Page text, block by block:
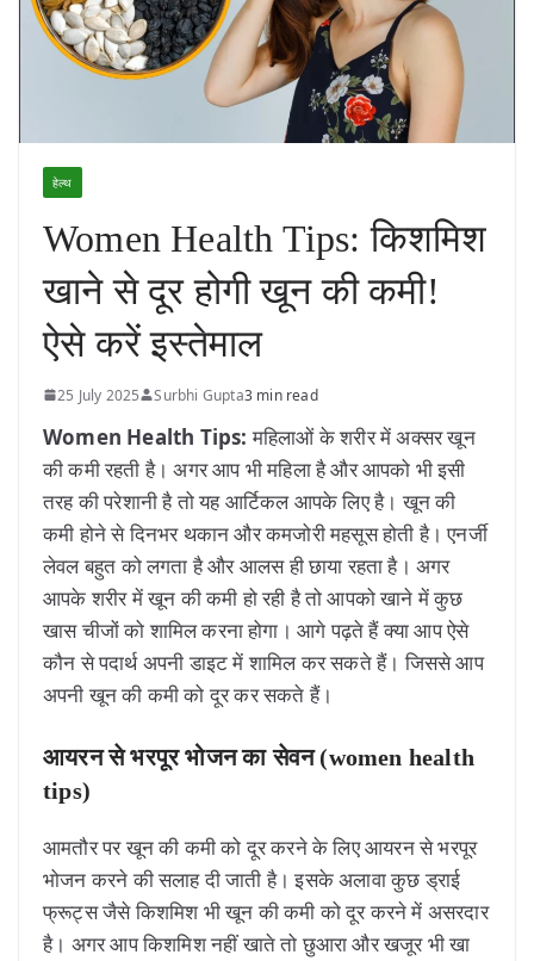
हेल्थ
Women Health Tips: किशमिश
खाने से दूर होगी खून की कमी!
ऐसे करें इस्तेमाल
25 July 2025 Surbhi Gupta3 min read
Women Health Tips:महिलाओं के शरीर में अक्सर खून
की कमी रहती है। अगर आप भी महिला है और आपको भी इसी
तरह की परेशानी है तो यह आर्टिकल आपके लिए है। खून की
कमी होने से दिनभर थकान और कमजोरी महसूस होती है। एनर्जी
लेवल बहुत को लगता है और आलस ही छाया रहता है। अगर
आपके शरीर में खून की कमी हो रही है तो आपको खाने में कुछ
खास चीजों को शामिल करना होगा। आगे पढ़ते हैं क्या आप ऐसे
कौन से पदार्थ अपनी डाइट में शामिल कर सकते हैं। जिससे आप
अपनी खून की कमी को दूर कर सकते हैं।
आयरन से भरपूर भोजन का सेवन (women health
tips)
आमतौर पर खून की कमी को दूर करने के लिए आयरन से भरपूर
भोजन करने की सलाह दी जाती है। इसके अलावा कुछ ड्राई
फ्रूट्स जैसे किशमिश भी खून की कमी को दूर करने में असरदार
है। अगर आप किशमिश नहीं खाते तो छुआरा और खजूर भी खा